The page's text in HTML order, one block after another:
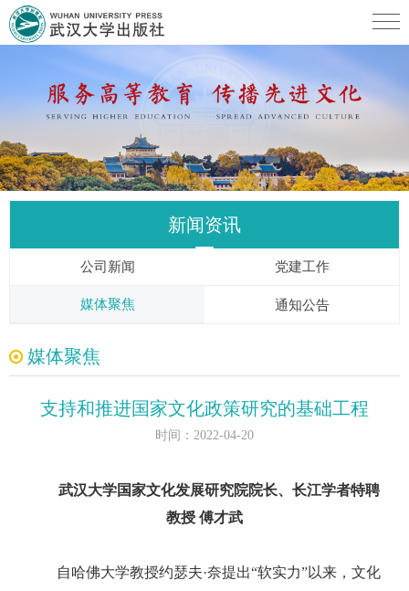
新闻资讯
公司新闻 党建工作
媒体聚焦 通知公告
媒体聚焦
支持和推进国家文化政策研究的基础工程
时间：2022-04-20
武汉大学国家文化发展研究院院长、长江学者特聘
教授 傅才武
自哈佛大学教授约瑟夫·奈提出“软实力”以来，文化